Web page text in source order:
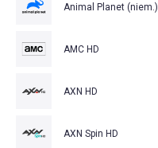
Animal Planet (niem.)
AMC HD
AXN HD
AXN Spin HD